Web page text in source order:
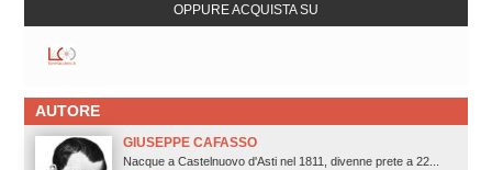
OPPURE ACQUISTA SU
AUTORE
GIUSEPPE CAFASSO
Nacque a Castelnuovo d'Asti nel 1811, divenne prete a 22...